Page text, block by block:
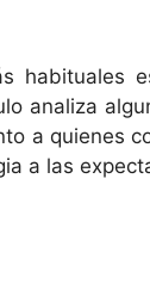
habituales
analiza
a quienes
a las